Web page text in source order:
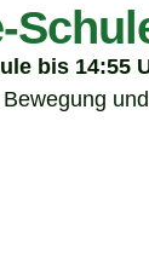
bis 14:55